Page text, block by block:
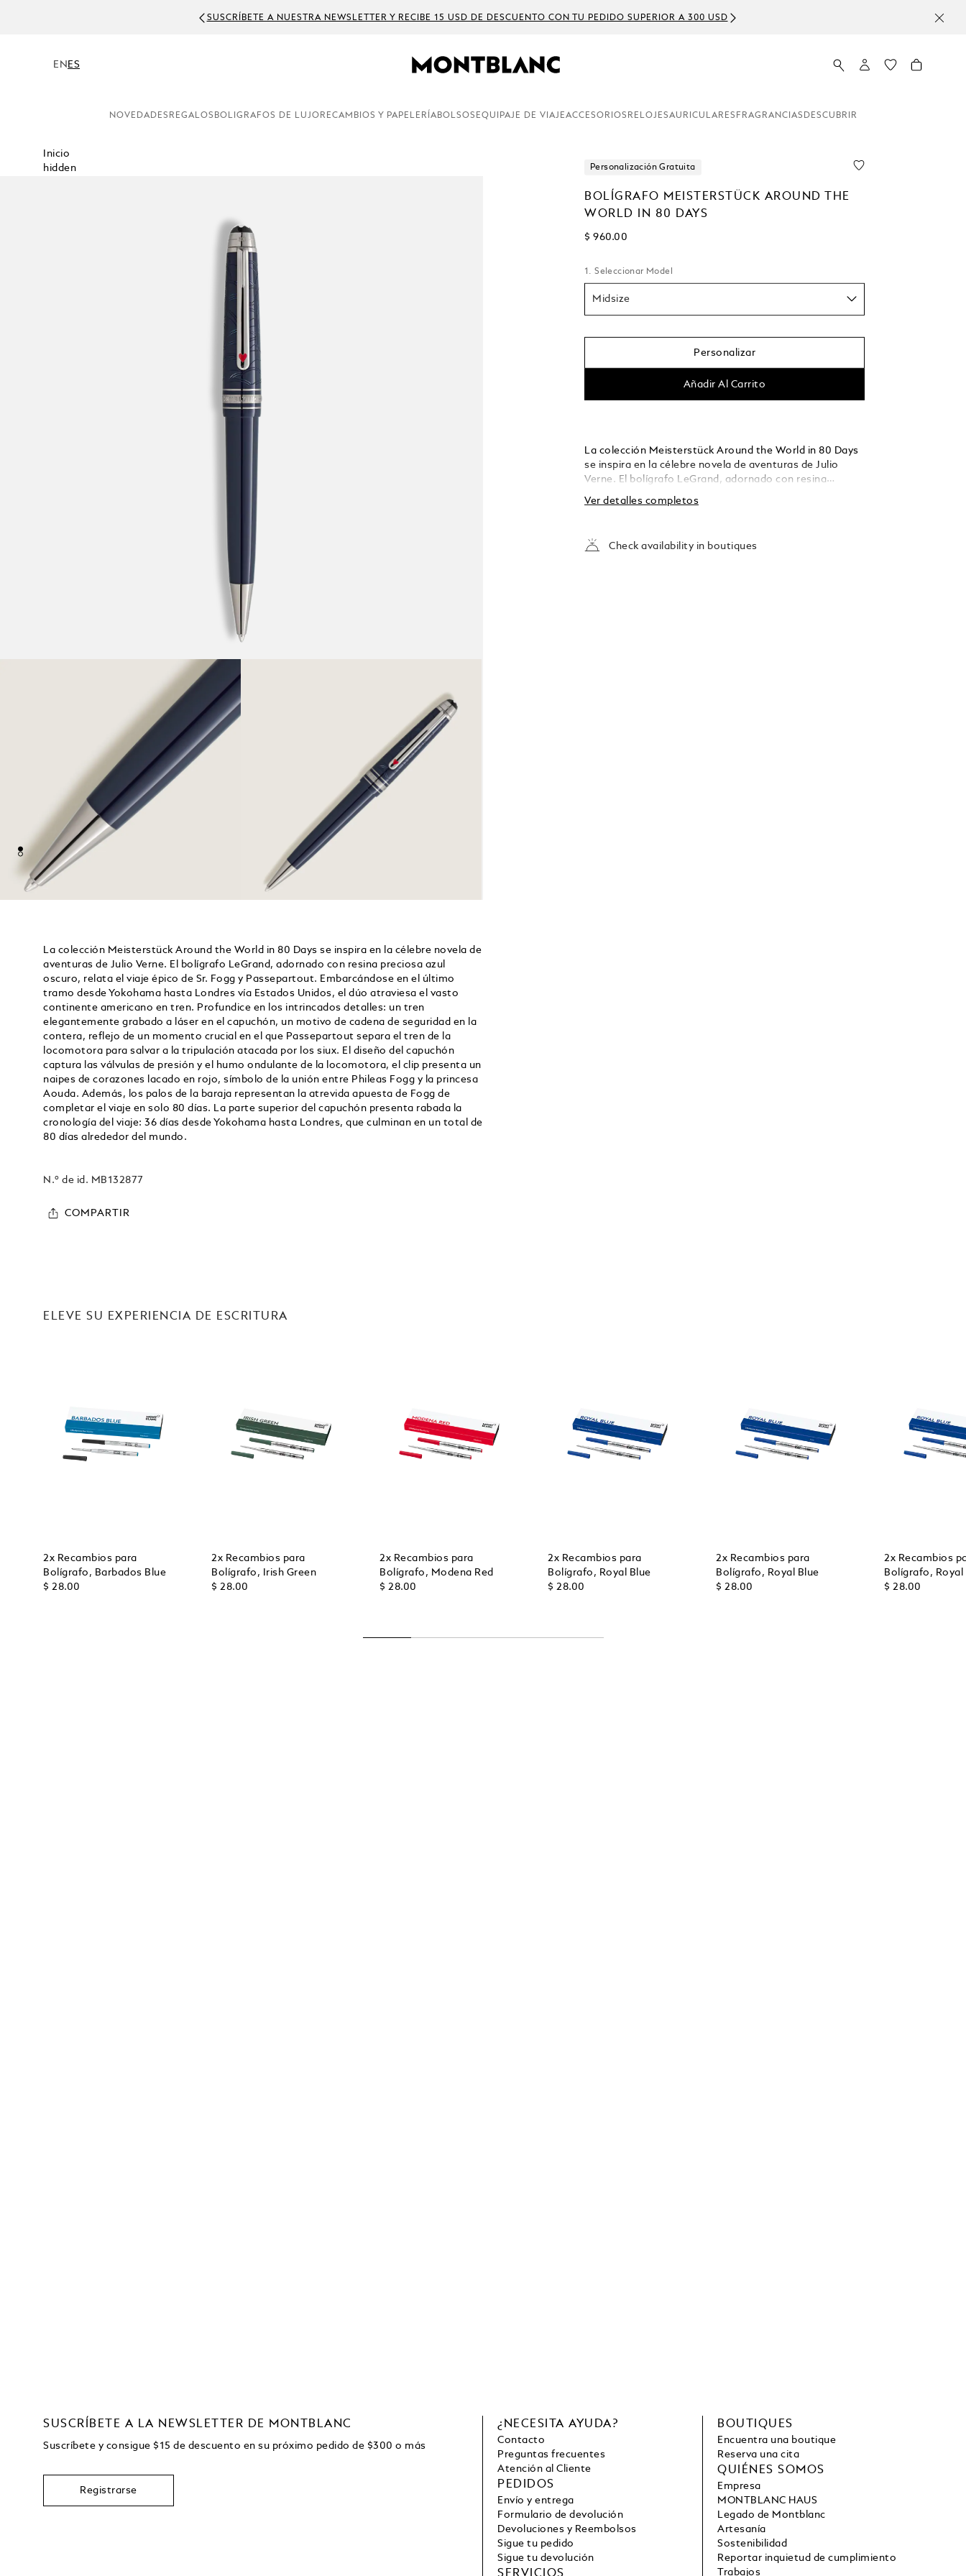
SUSCRÍBETE A NUESTRA NEWSLETTER Y RECIBE 15 USD DE DESCUENTO CON TU PEDIDO SUPERIOR A 300 USD
EN ES
NOVEDADES REGALOS BOLIGRAFOS DE LUJO RECAMBIOS Y PAPELERÍABOLSOS EQUIPAJE DE VIAJEACCESORIOS RELOJESAURICULARES FRAGRANCIAS DESCUBRIR
Inicio
hidden
Personalización Gratuita
BOLÍGRAFO MEISTERSTÜCK AROUND THE
WORLD IN 80 DAYS
$ 960.00
1. Seleccionar Model
Midsize
Personalizar
Añadir Al Carrito
La colección Meisterstück Around the World in 80 Days
se inspira en la célebre novela de aventuras de Julio
Verne. El bolígrafo LeGrand, adornado con resina
Passepartout. Embarcándose en el último tramo desde
atraviesa el vasto continente americano en tren.
Profundice en los intrincados detalles: un tren
Ver detalles completos
Check availability in boutiques
La colección Meisterstück Around the World in 80 Days se inspira en la célebre novela de
aventuras de Julio Verne. El bolígrafo LeGrand, adornado con resina preciosa azul
oscuro, relata el viaje épico de Sr. Fogg y Passepartout. Embarcándose en el último
tramo desde Yokohama hasta Londres vía Estados Unidos, el dúo atraviesa el vasto
continente americano en tren. Profundice en los intrincados detalles: un tren
elegantemente grabado a láser en el capuchón, un motivo de cadena de seguridad en la
contera, reflejo de un momento crucial en el que Passepartout separa el tren de la
locomotora para salvar a la tripulación atacada por los siux. El diseño del capuchón
captura las válvulas de presión y el humo ondulante de la locomotora, el clip presenta un
naipes de corazones lacado en rojo, símbolo de la unión entre Phileas Fogg y la princesa
Aouda. Además, los palos de la baraja representan la atrevida apuesta de Fogg de
completar el viaje en solo 80 días. La parte superior del capuchón presenta rabada la
cronología del viaje: 36 días desde Yokohama hasta Londres, que culminan en un total de
80 días alrededor del mundo.
N.º de id. MB132877
COMPARTIR
ELEVE SU EXPERIENCIA DE ESCRITURA
2x Recambios para
Bolígrafo, Barbados Blue
$ 28.00
2x Recambios para
Bolígrafo, Irish Green
$ 28.00
2x Recambios para
Bolígrafo, Modena Red
$ 28.00
2x Recambios para
Bolígrafo, Royal Blue
$ 28.00
2x Recambios para
Bolígrafo, Royal Blue
$ 28.00
2x Recambios
Bolígrafo, Royal
$ 28.00
SUSCRÍBETE A LA NEWSLETTER DE MONTBLANC
Suscríbete y consigue $15 de descuento en su próximo pedido de $300 o más
Registrarse
¿NECESITA AYUDA?
Contacto
Preguntas frecuentes
Atención al Cliente
PEDIDOS
Envío y entrega
Formulario de devolución
Devoluciones y Reembolsos
Sigue tu pedido
Sigue tu devolución
BOUTIQUES
Encuentra una boutique
Reserva una cita
QUIÉNES SOMOS
Empresa
MONTBLANC HAUS
Legado de Montblanc
Artesanía
Sostenibilidad
Reportar inquietud de cumplimiento
Trabajos